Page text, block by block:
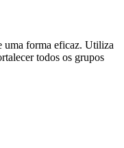
uma forma eficaz. Utiliza
todos os grupos